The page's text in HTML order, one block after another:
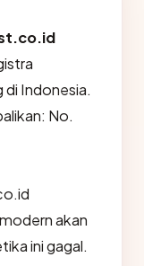
di Indonesia.
No.
akan
ini gagal.